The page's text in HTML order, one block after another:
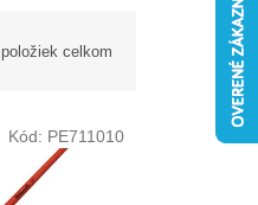
položiek celkom
Kód: PE711010